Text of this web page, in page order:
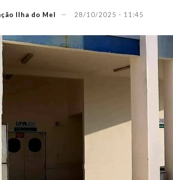
Ilha do Mel 28/10/2025 - 11:45